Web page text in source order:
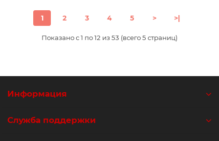
1 2 3 4 5 > >|
Показано с 1 по 12 из 53 (всего 5 страниц)
Информация
Служба поддержки